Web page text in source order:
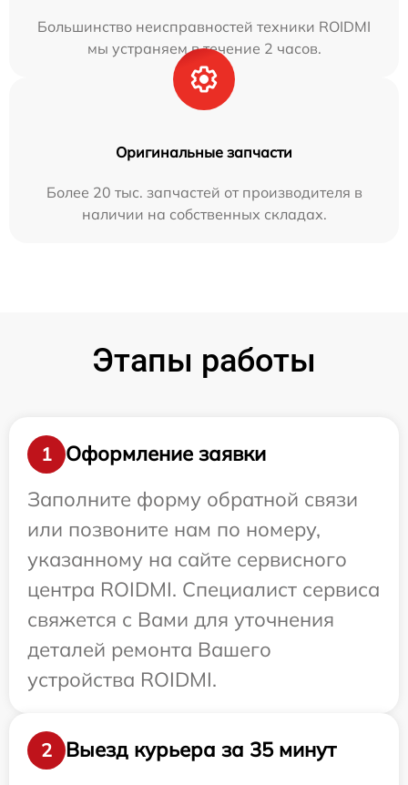
Большинство неисправностей техники ROIDMI
мы устраняем в течение 2 часов.
Оригинальные запчасти
Более 20 тыс. запчастей от производителя в
наличии на собственных складах.
Этапы работы
1
Оформление заявки
Заполните форму обратной связи
или позвоните нам по номеру,
указанному на сайте сервисного
центра ROIDMI. Специалист сервиса
свяжется с Вами для уточнения
деталей ремонта Вашего
устройства ROIDMI.
2
Выезд курьера за 35 минут